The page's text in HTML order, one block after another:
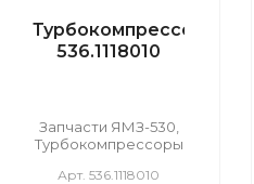
Турбокомпрессор
536.1118010
Запчасти ЯМЗ-530,
Турбокомпрессоры
Арт. 536.1118010